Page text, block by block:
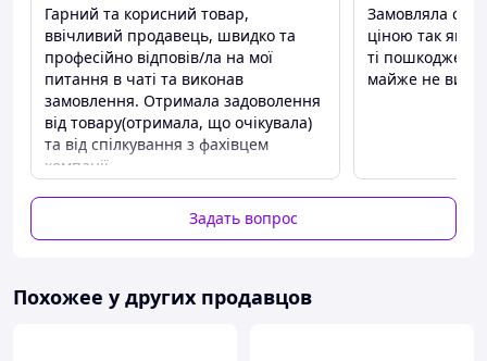
Гарний та корисний товар,
ввічливий продавець, швидко та
професійно відповів/ла на мої
питання в чаті та виконав
замовлення. Отримала задоволення
від товару(отримала, що очікувала)
та від спілкування з фахівцем
компанії
Преимущества
столик як столик, гарний колір, що
пасує моєму інтер'єру
деякі подряпини, але товар був на
оцінці, про що продавець і
Замовляла
ціною так як
ті
майже не
Задать вопрос
Похожее у других продавцов